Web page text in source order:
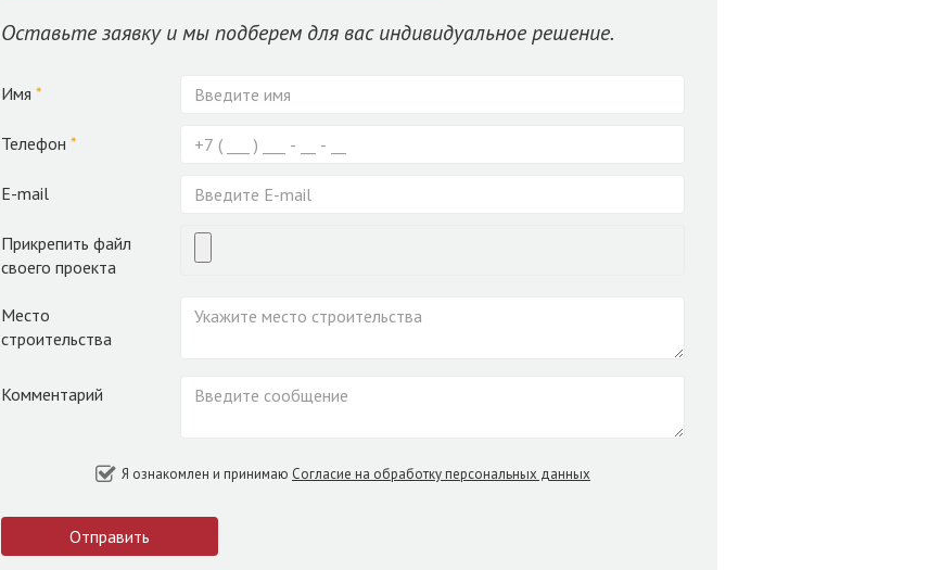
Оставьте заявку и мы подберем для вас индивидуальное решение.
Имя *
Телефон *
E-mail
Прикрепить файл
своего проекта
Место
строительства
Комментарий
Я ознакомлен и принимаю Согласие на обработку персональных данных